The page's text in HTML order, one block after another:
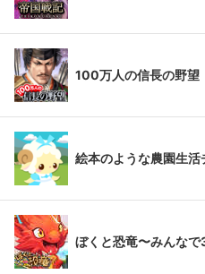
100万人の信長の野望
絵本のような農園生活
ぼくと恐竜〜みんな